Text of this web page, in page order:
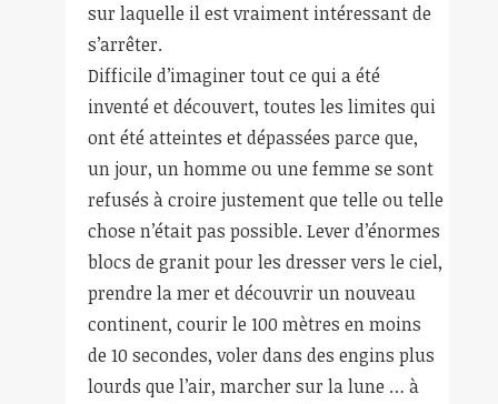
sur laquelle il est vraiment intéressant de
s’arrêter.
Difficile d’imaginer tout ce qui a été
inventé et découvert, toutes les limites qui
ont été atteintes et dépassées parce que,
un jour, un homme ou une femme se sont
refusés à croire justement que telle ou telle
chose n’était pas possible. Lever d’énormes
blocs de granit pour les dresser vers le ciel,
prendre la mer et découvrir un nouveau
continent, courir le 100 mètres en moins
de 10 secondes, voler dans des engins plus
lourds que l’air, marcher sur la lune … à